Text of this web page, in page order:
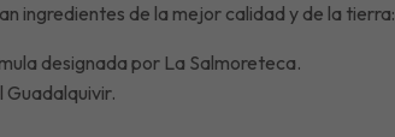
ingredientes de la mejor calidad y de la tierra:
designada por La Salmoreteca.
Guadalquivir.